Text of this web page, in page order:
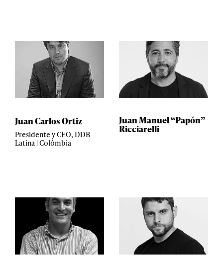
Juan Carlos Ortiz
Presidente y CEO, DDB
Latina | Colômbia
Juan Manuel “Papón”
Ricciarelli